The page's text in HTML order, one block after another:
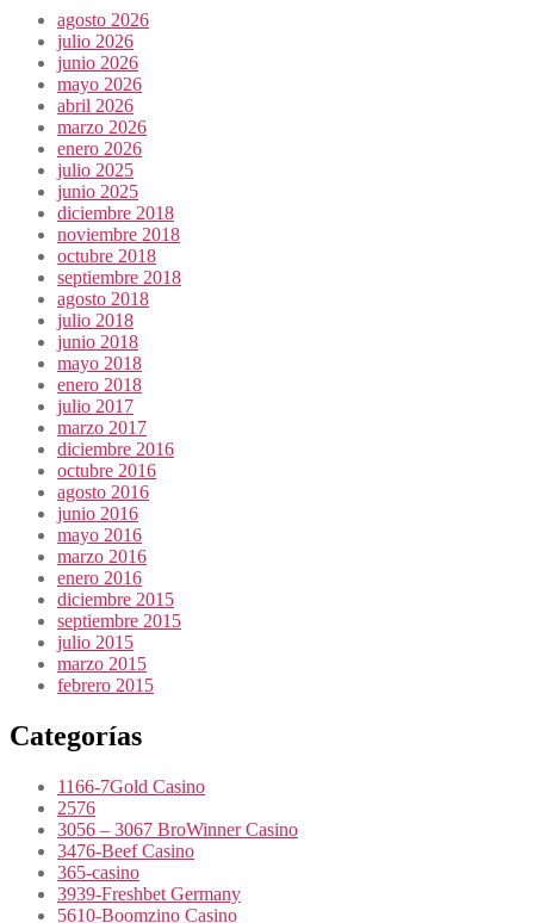
agosto 2026
julio 2026
junio 2026
mayo 2026
abril 2026
marzo 2026
enero 2026
julio 2025
junio 2025
diciembre 2018
noviembre 2018
octubre 2018
septiembre 2018
agosto 2018
julio 2018
junio 2018
mayo 2018
enero 2018
julio 2017
marzo 2017
diciembre 2016
octubre 2016
agosto 2016
junio 2016
mayo 2016
marzo 2016
enero 2016
diciembre 2015
septiembre 2015
julio 2015
marzo 2015
febrero 2015
Categorías
1166-7Gold Casino
2576
3056 – 3067 BroWinner Casino
3476-Beef Casino
365-casino
3939-Freshbet Germany
5610-Boomzino Casino